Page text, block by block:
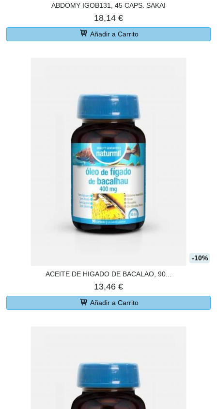
ABDOMY IGOB131, 45 CAPS. SAKAI
18,14 €
Añadir a Carrito
-10%
ACEITE DE HIGADO DE BACALAO, 90...
13,46 €
Añadir a Carrito